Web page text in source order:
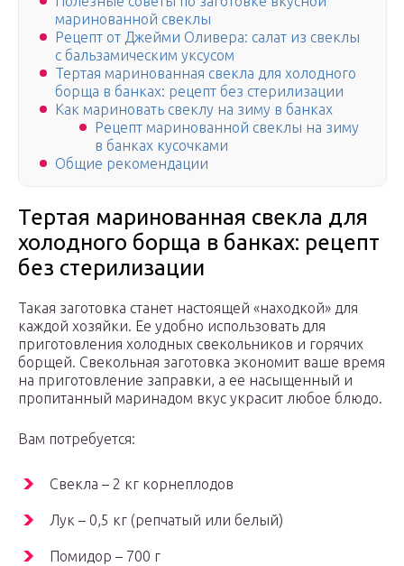
маринованной свеклы
Рецепт от Джейми Оливера: салат из свеклы
с бальзамическим уксусом
Тертая маринованная свекла для холодного
борща в банках: рецепт без стерилизации
Как мариновать свеклу на зиму в банках
Рецепт маринованной свеклы на зиму
в банках кусочками
Общие рекомендации
Тертая маринованная свекла для
холодного борща в банках: рецепт
без стерилизации
Такая заготовка станет настоящей «находкой» для
каждой хозяйки. Ее удобно использовать для
приготовления холодных свекольников и горячих
борщей. Свекольная заготовка экономит ваше время
на приготовление заправки, а ее насыщенный и
пропитанный маринадом вкус украсит любое блюдо.
Вам потребуется:
Свекла – 2 кг корнеплодов
Лук – 0,5 кг (репчатый или белый)
Помидор – 700 г